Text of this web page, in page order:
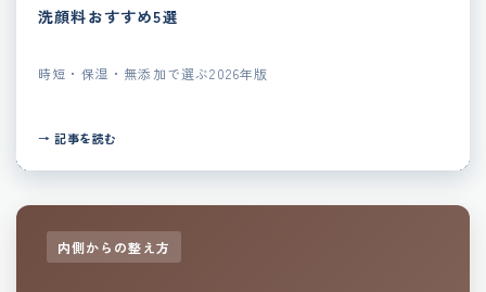
洗顔料おすすめ5選
時短・保湿・無添加で選ぶ2026年版
→ 記事を読む
内側からの整え方